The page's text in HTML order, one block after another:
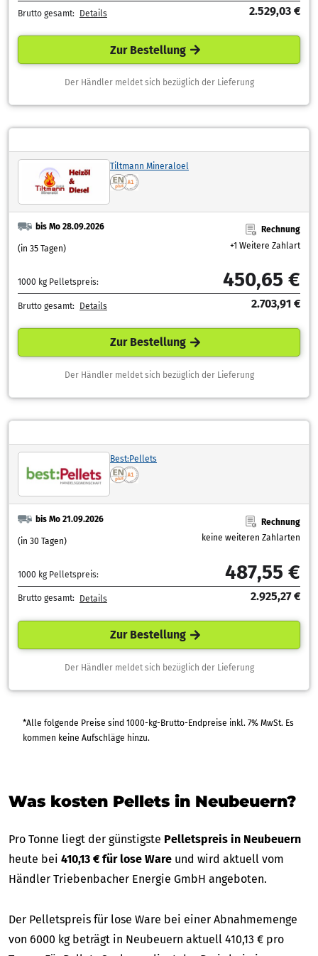
Brutto gesamt: Details 2.529,03 €
Zur Bestellung
Der Händler meldet sich bezüglich der Lieferung
Tiltmann Mineraloel
bis Mo 28.09.2026
(in 35 Tagen)
Rechnung
+1 Weitere Zahlart
1000 kg Pelletspreis: 450,65 €
Brutto gesamt: Details 2.703,91 €
Zur Bestellung
Der Händler meldet sich bezüglich der Lieferung
Best:Pellets
bis Mo 21.09.2026
(in 30 Tagen)
Rechnung
keine weiteren Zahlarten
1000 kg Pelletspreis: 487,55 €
Brutto gesamt: Details 2.925,27 €
Zur Bestellung
Der Händler meldet sich bezüglich der Lieferung
*Alle folgende Preise sind 1000-kg-Brutto-Endpreise inkl. 7% MwSt. Es
kommen keine Aufschläge hinzu.
Was kosten Pellets in Neubeuern?
Pro Tonne liegt der günstigste Pelletspreis in Neubeuern
heute bei 410,13 € für lose Ware und wird aktuell vom
Händler Triebenbacher Energie GmbH angeboten.
Der Pelletspreis für lose Ware bei einer Abnahmemenge
von 6000 kg beträgt in Neubeuern aktuell 410,13 € pro